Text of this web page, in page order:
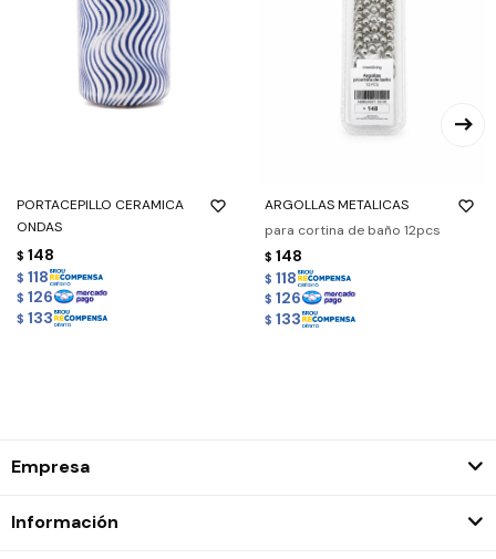
PORTACEPILLO CERAMICA
ONDAS
$ 148
$ 118
$ 126
$ 133
ARGOLLAS METALICAS
para cortina de baño 12pcs
$ 148
$ 118
$ 126
$ 133
Empresa
Información